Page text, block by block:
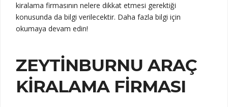
kiralama firmasının nelere dikkat etmesi gerektiği
konusunda da bilgi verilecektir. Daha fazla bilgi için
okumaya devam edin!
ZEYTINBURNU ARAÇ
KIRALAMA FIRMASI